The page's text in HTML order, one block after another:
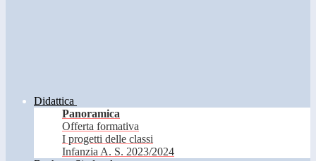
Didattica
Panoramica
Offerta formativa
I progetti delle classi
Infanzia A. S. 2023/2024